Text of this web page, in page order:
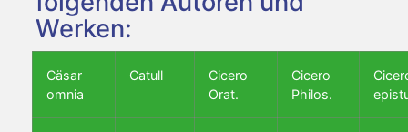
Werken:
Cäsar
omnia
Catull
Cicero
Orat.
Cicero
Philos.